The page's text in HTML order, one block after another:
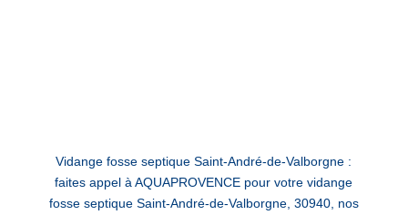
Vidange fosse septique Saint-André-de-Valborgne :
faites appel à AQUAPROVENCE pour votre vidange
fosse septique Saint-André-de-Valborgne, 30940, nos